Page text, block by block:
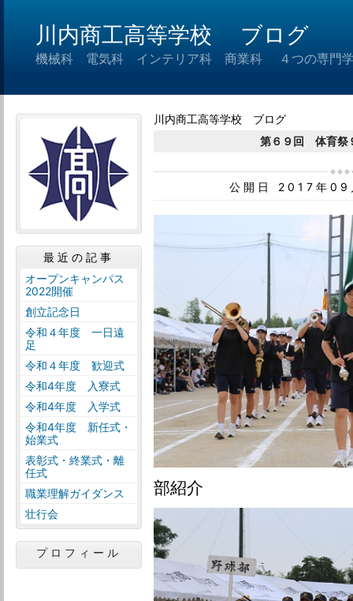
川内商工高等学校 ブログ
機械科 電気科 インテリア科 商業科 ４つの専門学
川内商工高等学校 ブログ
第６９回 体育祭
公開日 2017年09
部紹介
最近の記事
オープンキャンパス
2022開催
創立記念日
令和４年度 一日遠
足
令和４年度 歓迎式
令和4年度 入寮式
令和4年度 入学式
令和4年度 新任式・
始業式
表彰式・終業式・離
任式
職業理解ガイダンス
壮行会
プロフィール